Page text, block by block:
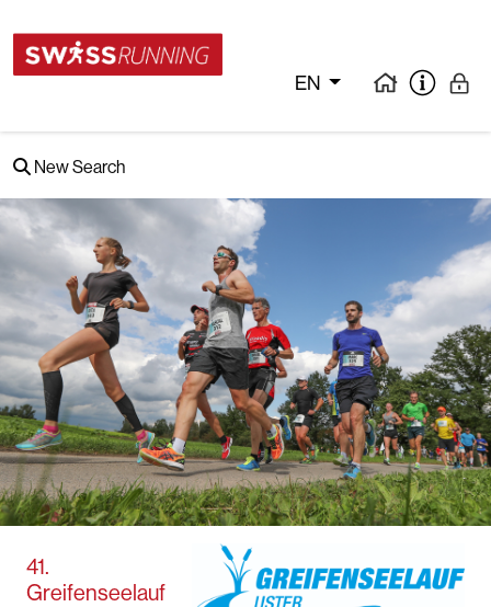
EN
New Search
41.
Greifenseelauf